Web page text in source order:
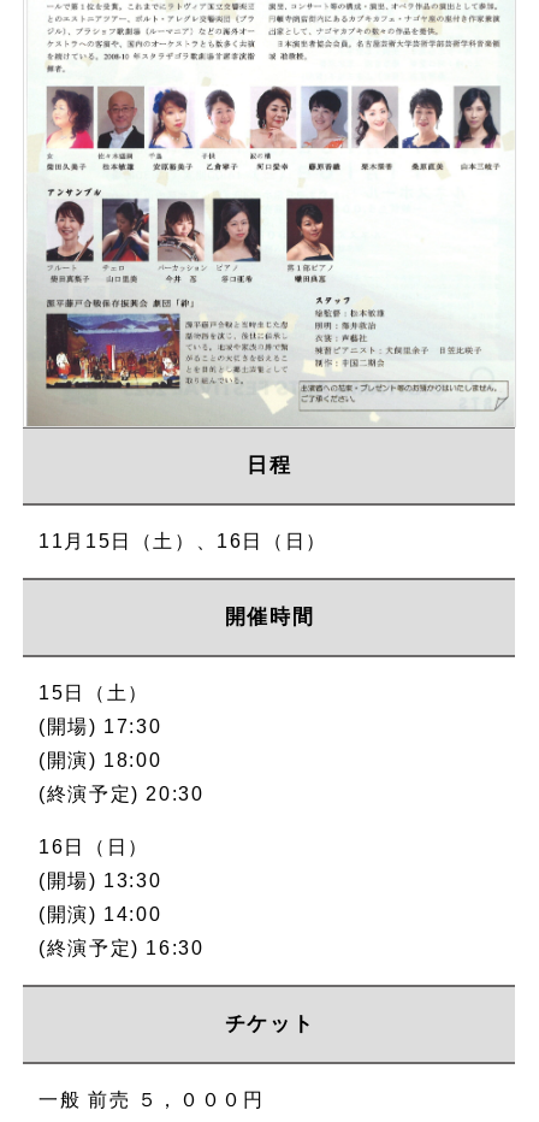
日程
11月15日（土）、16日（日）
開催時間
15日（土）
(開場) 17:30
(開演) 18:00
(終演予定) 20:30
16日（日）
(開場) 13:30
(開演) 14:00
(終演予定) 16:30
チケット
一般 前売 ５，０００円